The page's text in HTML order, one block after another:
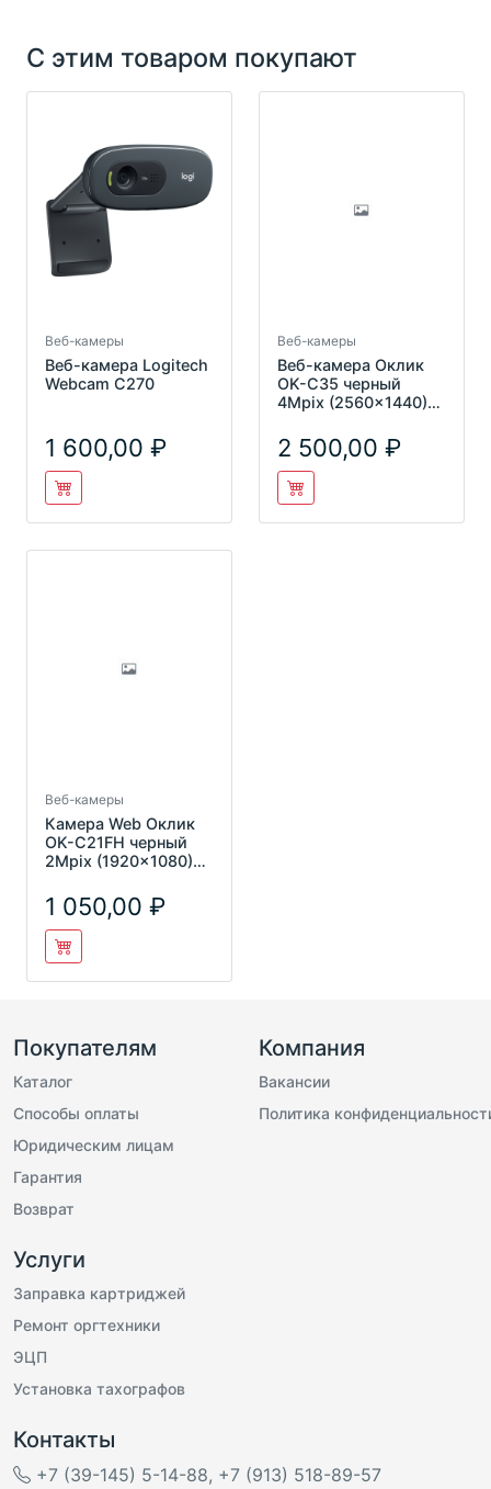
С этим товаром покупают
Веб-камеры
Веб-камера Logitech
Webcam C270
1 600,00
Веб-камеры
Веб-камера Оклик
OK-C35 черный
4Mpix (2560x1440)
микрофоном
2 500,00
Веб-камеры
Камера Web Оклик
OK-C21FH черный
2Mpix (1920x1080)
микрофоном
1 050,00
Покупателям
Каталог
Способы оплаты
Юридическим лицам
Гарантия
Возврат
Компания
Вакансии
Политика
Услуги
Заправка картриджей
Ремонт оргтехники
ЭЦП
Установка тахографов
Контакты
+7 (39-145) 5-14-88, +7 (913) 518-89-57